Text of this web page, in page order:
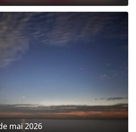
mai 2026